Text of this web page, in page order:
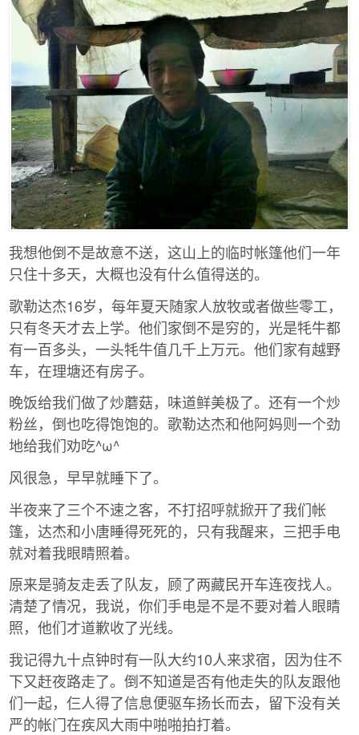
我想他倒不是故意不送，这山上的临时帐篷他们一年
只住十多天，大概也没有什么值得送的。
歌勒达杰16岁，每年夏天随家人放牧或者做些零工，
只有冬天才去上学。他们家倒不是穷的，光是牦牛都
有一百多头，一头牦牛值几千上万元。他们家有越野
车，在理塘还有房子。
晚饭给我们做了炒蘑菇，味道鲜美极了。还有一个炒
粉丝，倒也吃得饱饱的。歌勒达杰和他阿妈则一个劲
地给我们劝吃^ω^
风很急，早早就睡下了。
半夜来了三个不速之客，不打招呼就掀开了我们帐
篷，达杰和小唐睡得死死的，只有我醒来，三把手电
就对着我眼睛照着。
原来是骑友走丢了队友，顾了两藏民开车连夜找人。
清楚了情况，我说，你们手电是不是不要对着人眼睛
照，他们才道歉收了光线。
我记得九十点钟时有一队大约10人来求宿，因为住不
下又赶夜路走了。倒不知道是否有他走失的队友跟他
们一起，仨人得了信息便驱车扬长而去，留下没有关
严的帐门在疾风大雨中啪啪拍打着。